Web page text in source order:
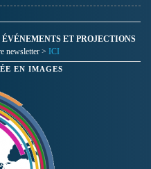
ET PROJECTIONS
newsletter > ICI
EN IMAGES